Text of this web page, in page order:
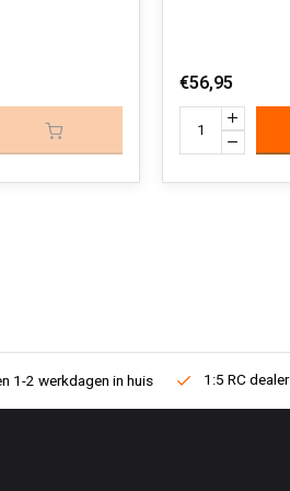
€56,95
1-2 werkdagen in huis 1:5 RC dealer